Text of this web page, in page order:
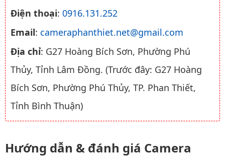
Điện thoại: 0916.131.252
Email: cameraphanthiet.net@gmail.com
Địa chỉ: G27 Hoàng Bích Sơn, Phường Phú
Thủy, Tỉnh Lâm Đồng. (Trước đây: G27 Hoàng
Bích Sơn, Phường Phú Thủy, TP. Phan Thiết,
Tỉnh Bình Thuận)
Hướng dẫn & đánh giá Camera